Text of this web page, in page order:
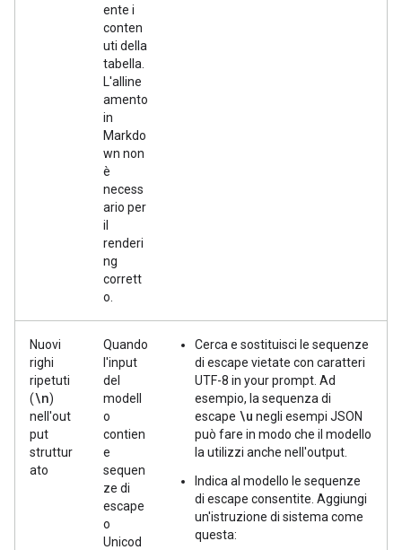
ente i
conten
uti della
tabella.
L'alline
amento
in
Markdo
wn non
è
necess
ario per
il
renderi
ng
corrett
o.
Nuovi
righi
ripetuti
(\n)
nell'out
put
struttur
ato
Quando
l'input
del
modell
o
contien
e
sequen
ze di
escape
o
Unicod
Cerca e sostituisci le sequenze
di escape vietate con caratteri
UTF-8 in your prompt. Ad
esempio, la sequenza di
escape \u negli esempi JSON
può fare in modo che il modello
la utilizzi anche nell'output.
Indica al modello le sequenze
di escape consentite. Aggiungi
un'istruzione di sistema come
questa: